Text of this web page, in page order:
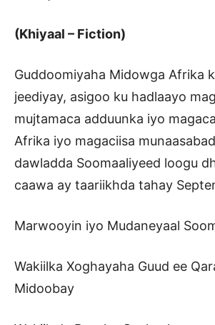
(Khiyaal – Fiction)
Guddoomiyaha Midowga Afrika
jeediyay, asigoo ku hadlaayo
mujtamaca adduunka iyo
Afrika iyo magaciisa
dawladda Soomaaliyeed loogu
caawa ay taariikhda tahay
Marwooyin iyo Mudaneyaal
Wakiilka Xoghayaha Guud ee
Midoobay